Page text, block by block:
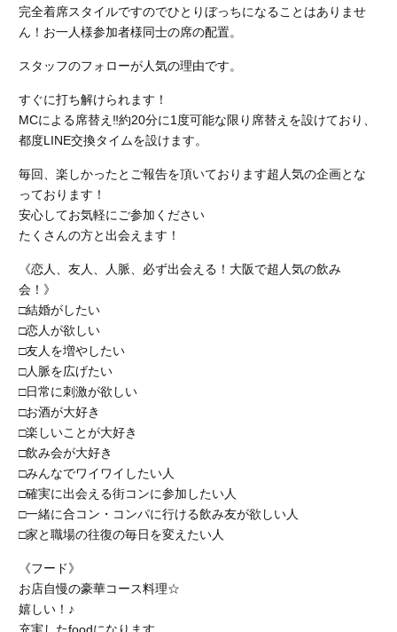
完全着席スタイルですのでひとりぼっちになることはありませ
ん！お一人様参加者様同士の席の配置。
スタッフのフォローが人気の理由です。
すぐに打ち解けられます！
MCによる席替え‼︎約20分に1度可能な限り席替えを設けており、
都度LINE交換タイムを設けます。
毎回、楽しかったとご報告を頂いております超人気の企画とな
っております！
安心してお気軽にご参加ください
たくさんの方と出会えます！
《恋人、友人、人脈、必ず出会える！大阪で超人気の飲み
会！》
□結婚がしたい
□恋人が欲しい
□友人を増やしたい
□人脈を広げたい
□日常に刺激が欲しい
□お酒が大好き
□楽しいことが大好き
□飲み会が大好き
□みんなでワイワイしたい人
□確実に出会える街コンに参加したい人
□一緒に合コン・コンパに行ける飲み友が欲しい人
□家と職場の往復の毎日を変えたい人
《フード》
お店自慢の豪華コース料理☆
嬉しい！♪